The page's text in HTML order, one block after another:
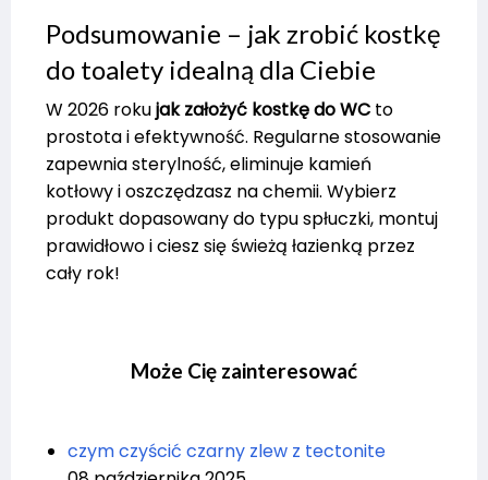
Podsumowanie – jak zrobić kostkę
do toalety idealną dla Ciebie
W 2026 rokujak założyć kostkę do WC to
prostota i efektywność. Regularne stosowanie
zapewnia sterylność, eliminuje kamień
kotłowy i oszczędzasz na chemii. Wybierz
produkt dopasowany do typu spłuczki, montuj
prawidłowo i ciesz się świeżą łazienką przez
cały rok!
Może Cię zainteresować
czym czyścić czarny zlew z tectonite